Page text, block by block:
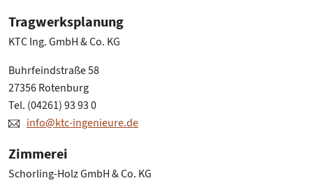
Tragwerksplanung
KTC Ing. GmbH & Co. KG
Buhrfeindstraße 58
27356 Rotenburg
Tel. (04261) 93 93 0
info@ktc-ingenieure.de
Zimmerei
Schorling-Holz GmbH & Co. KG